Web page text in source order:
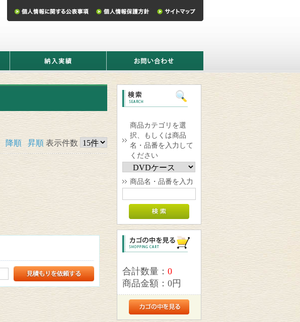
実
い
わ
降順 昇順 表示件数
商品カテゴリを選
択、もしくは商品
名・品番を入力して
ください
商品名・品番を入力
合計数量： 0
商品金額： 0円